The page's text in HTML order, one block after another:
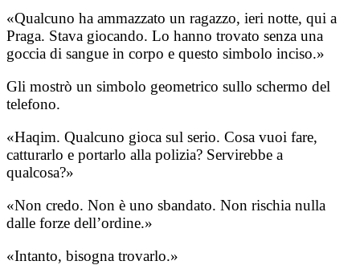
«Qualcuno ha ammazzato un ragazzo, ieri notte, qui a
Praga. Stava giocando. Lo hanno trovato senza una
goccia di sangue in corpo e questo simbolo inciso.»
Gli mostrò un simbolo geometrico sullo schermo del
telefono.
«Haqim. Qualcuno gioca sul serio. Cosa vuoi fare,
catturarlo e portarlo alla polizia? Servirebbe a
qualcosa?»
«Non credo. Non è uno sbandato. Non rischia nulla
dalle forze dell’ordine.»
«Intanto, bisogna trovarlo.»